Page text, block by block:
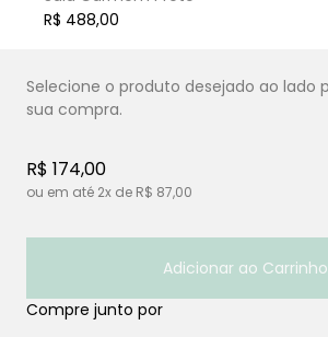
R$ 488,00
Compre junto por
R$ 174,00
ou em até 2x de R$ 87,00
Adicionar ao Carrinho